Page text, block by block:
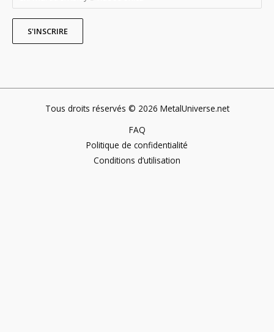
Tous droits réservés © 2026 MetalUniverse.net
FAQ
Politique de confidentialité
Conditions d’utilisation